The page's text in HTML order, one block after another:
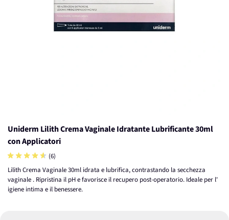
Uniderm Lilith Crema Vaginale Idratante Lubrificante 30ml
con Applicatori
(6)
Lilith Crema Vaginale 30ml idrata e lubrifica, contrastando la secchezza
vaginale . Ripristina il pH e favorisce il recupero post-operatorio. Ideale per l'
igiene intima e il benessere.